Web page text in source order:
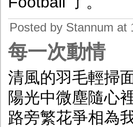
Posted by Stannum at
每一次動情
清風的羽毛輕掃
陽光中微塵隨心
路旁繁花爭相為